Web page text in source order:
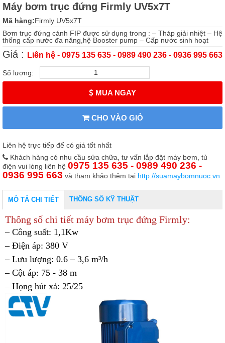
Máy bơm trục đứng Firmly UV5x7T
Mã hàng:Firmly UV5x7T
Bơm trục đứng cánh FIP được sử dụng trong : – Tháp giải nhiệt – Hệ
thống cấp nước đa năng,hệ Booster pump – Cấp nước sinh hoạt
Giá : Liên hệ - 0975 135 635 - 0989 490 236 - 0936 995 663
Số lượng:
MUA NGAY
CHO VÀO GIỎ
Liên hệ trực tiếp để có giá tốt nhất
Khách hàng có nhu cầu sửa chữa, tư vấn lắp đặt máy bơm, tủ
điện vui lòng liên hệ 0975 135 635 - 0989 490 236 -
0936 995 663 và tham khảo thêm tại http://suamaybomnuoc.vn
MÔ TẢ CHI TIẾT THÔNG SỐ KỸ THUẬT
Thông số chi tiết máy bơm trục đứng Firmly:
– Công suất: 1,1Kw
– Điện áp: 380 V
– Lưu lượng: 0.6 – 3,6 m³/h
– Cột áp: 75 - 38 m
– Họng hút xả: 25/25